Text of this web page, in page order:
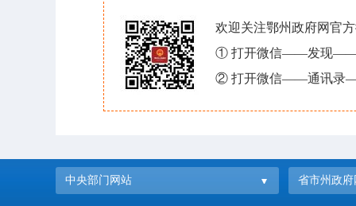
欢迎关注鄂州政府网官
① 打开微信——发现——
② 打开微信——通讯录
中央部门网站 省市州政府